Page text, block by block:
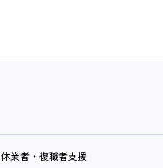
休業者・復職者支援